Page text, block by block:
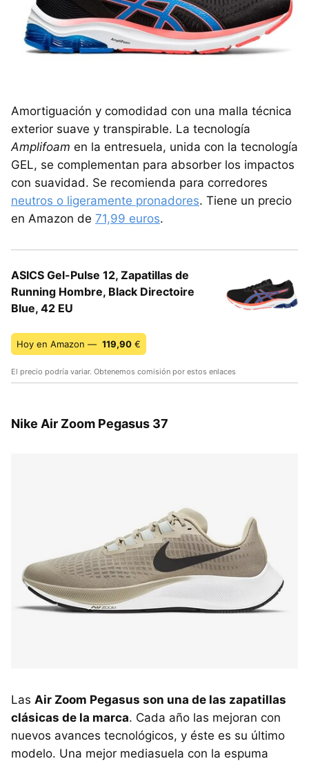
Amortiguación y comodidad con una malla técnica
exterior suave y transpirable. La tecnología
Amplifoam en la entresuela, unida con la tecnología
GEL, se complementan para absorber los impactos
con suavidad. Se recomienda para corredores
neutros o ligeramente pronadores. Tiene un precio
en Amazon de 71,99 euros.
ASICS Gel-Pulse 12, Zapatillas de
Running Hombre, Black Directoire
Blue, 42 EU
Hoy en Amazon — 119,90 €
El precio podría variar. Obtenemos comisión por estos enlaces
Nike Air Zoom Pegasus 37
Las Air Zoom Pegasus son una de las zapatillas
clásicas de la marca. Cada año las mejoran con
nuevos avances tecnológicos, y éste es su último
modelo. Una mejor mediasuela con la espuma